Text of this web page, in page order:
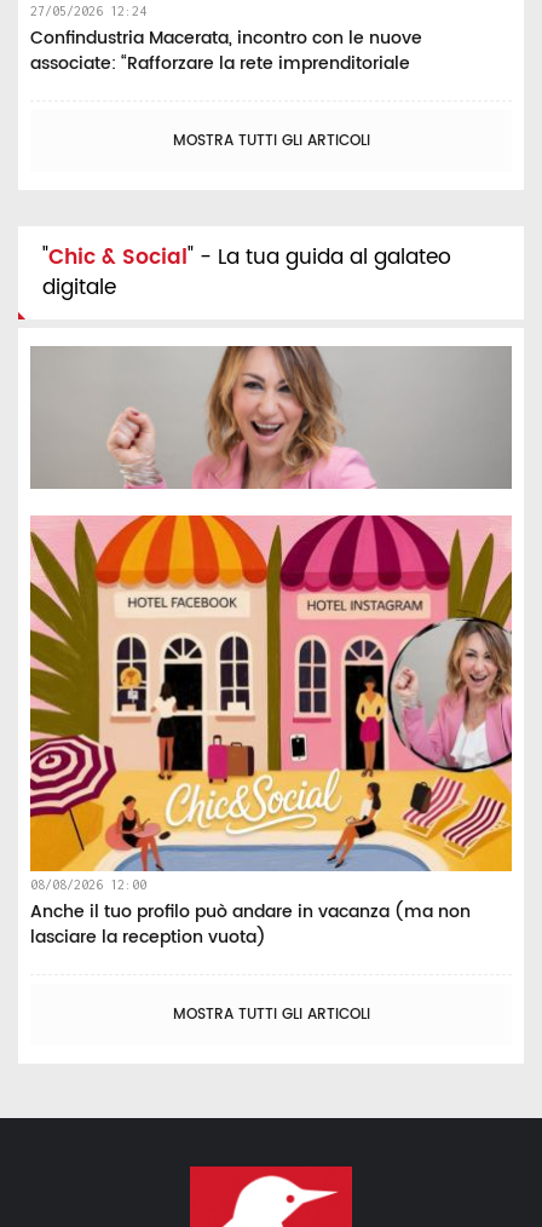
27/05/2026 12:24
Confindustria Macerata, incontro con le nuove
associate: “Rafforzare la rete imprenditoriale
MOSTRA TUTTI GLI ARTICOLI
"Chic & Social" - La tua guida al galateo
digitale
08/08/2026 12:00
Anche il tuo profilo può andare in vacanza (ma non
lasciare la reception vuota)
MOSTRA TUTTI GLI ARTICOLI